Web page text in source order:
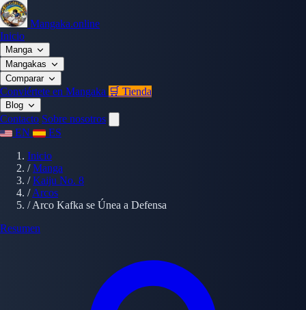
Mangaka.online
Inicio
Manga
Mangakas
Comparar
Conviértete en Mangaka 🛒 Tienda
Blog
Contacto Sobre nosotros
EN
ES
Inicio
/ Manga
/ Kaiju No. 8
/ Arcos
/ Arco Kafka se Únea a Defensa
Resumen